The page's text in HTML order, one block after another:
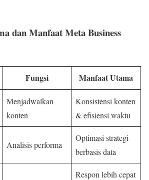
dan Manfaat Meta Business
Fungsi Manfaat Utama
Menjadwalkan
konten
Konsistensi konten
& efisiensi waktu
Analisis performa
Optimasi strategi
berbasis data
Respon lebih cepat